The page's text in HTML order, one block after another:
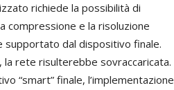
richiede la possibilità di
compressione e la risoluzione
supportato dal dispositivo finale.
rete risulterebbe sovraccaricata.
“smart” finale, l’implementazione